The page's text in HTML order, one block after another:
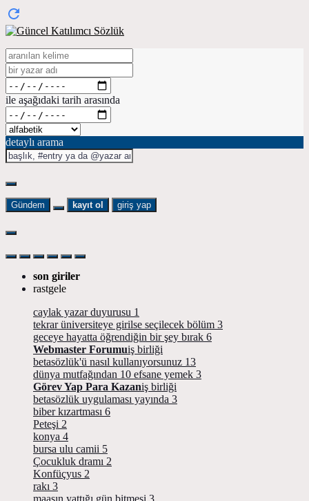
ile aşağıdaki tarih arasında
detaylı arama
Gündem kayıt ol giriş yap
son giriler
rastgele
caylak yazar duyurusu 1
tekrar üniversiteye girilse seçilecek bölüm 3
geceye hayatta öğrendiğin bir şey bırak 6
Webmaster Forumuiş birliği
betasözlük'ü nasıl kullanıyorsunuz 13
dünya mutfağından 10 efsane yemek 3
Görev Yap Para Kazaniş birliği
betasözlük uygulaması yayında 3
biber kızartması 6
Peteşi 2
konya 4
bursa ulu camii 5
Çocukluk dramı 2
Konfüçyus 2
rakı 3
maaşın yattığı gün bitmesi 3